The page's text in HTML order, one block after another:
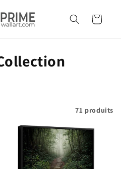
Panier
71 produits